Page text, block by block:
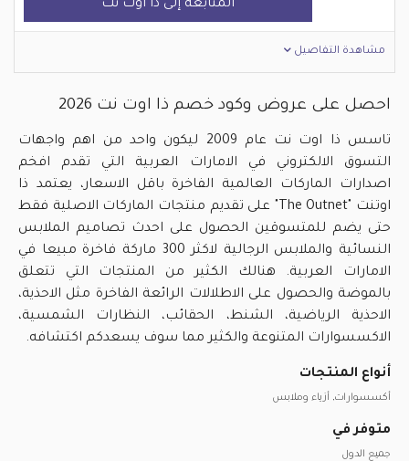
المتابعة إلى ذا اوت نت
مشاهدة التفاصيل
احصل على عروض وكود خصم ذا اوت نت 2026
تاسس ذا اوت نت عام 2009 ليكون واحد من اهم واجهات
التسوق الالكتروني في الامارات العربية التي تقدم افخم
اصدارات الماركات العالمية الفاخرة باقل الاسعار، يعتمد ذا
اوتنت "The Outnet" على تقديم منتجات الماركات الاصلية فقط
حتى يضم للمتسوقين الحصول على احدث تصاميم الملابس
النسائية والملابس الرجالية لاكثر 300 ماركة فاخرة مبيعا في
الامارات العربية. هنالك الكثير من المنتجات التي تتعلق
بالموضة والحصول على الاطلالات الرائعة الفاخرة مثل الاحذية،
الاحذية الرياضية، الشنط، الحقائب، النظارات الشمسية،
الاكسسوارات المتنوعة والكثير مما سوف يسعدكم اكتشافه.
أنواع المنتجات
أكسسوارات, أزياء وملابس
متوفر في
جميع الدول